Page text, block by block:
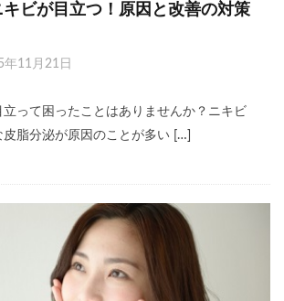
ビが目立つ！原因と改善の対策
年11月21日
って困ったことはありませんか？ニキビ
皮脂分泌が原因のことが多い […]